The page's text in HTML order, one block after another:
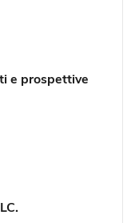
e prospettive